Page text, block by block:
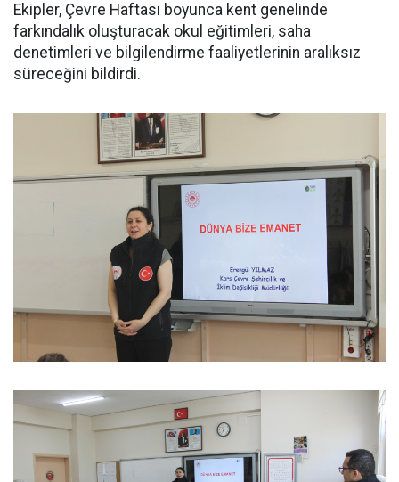
Ekipler, Çevre Haftası boyunca kent genelinde
farkındalık oluşturacak okul eğitimleri, saha
denetimleri ve bilgilendirme faaliyetlerinin aralıksız
süreceğini bildirdi.